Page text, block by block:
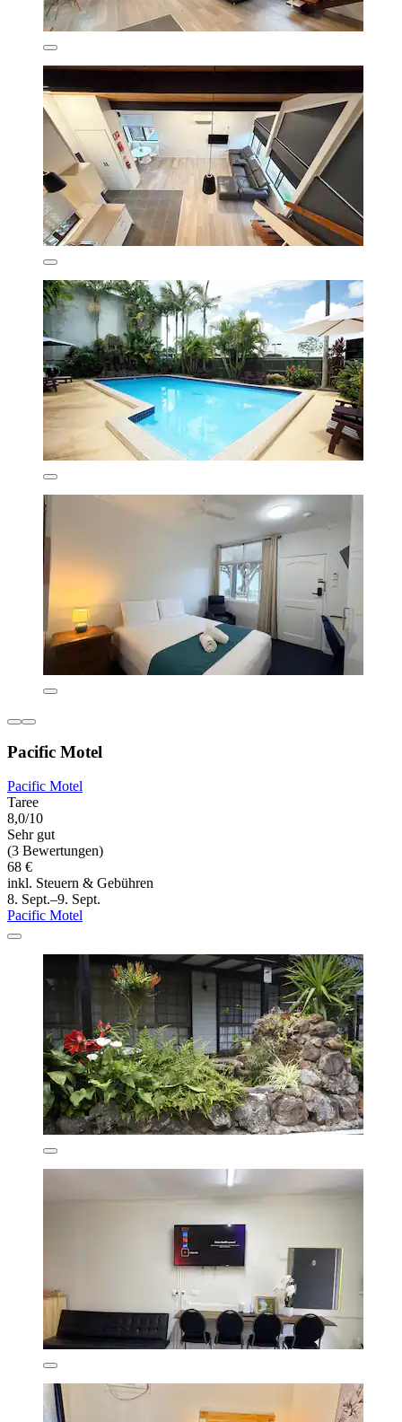
Pacific Motel
Pacific Motel
Taree
8,0/10
Sehr gut
(3 Bewertungen)
68 €
inkl. Steuern & Gebühren
8. Sept.–9. Sept.
Pacific Motel